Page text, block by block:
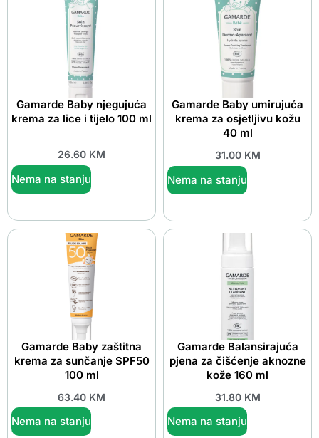
Gamarde Baby njegujuća
krema za lice i tijelo 100 ml
26.60 KM
Nema na stanju
Gamarde Baby umirujuća
krema za osjetljivu kožu
40 ml
31.00 KM
Nema na stanju
Gamarde Baby zaštitna
krema za sunčanje SPF50
100 ml
63.40 KM
Nema na stanju
Gamarde Balansirajuća
pjena za čišćenje aknozne
kože 160 ml
31.80 KM
Nema na stanju